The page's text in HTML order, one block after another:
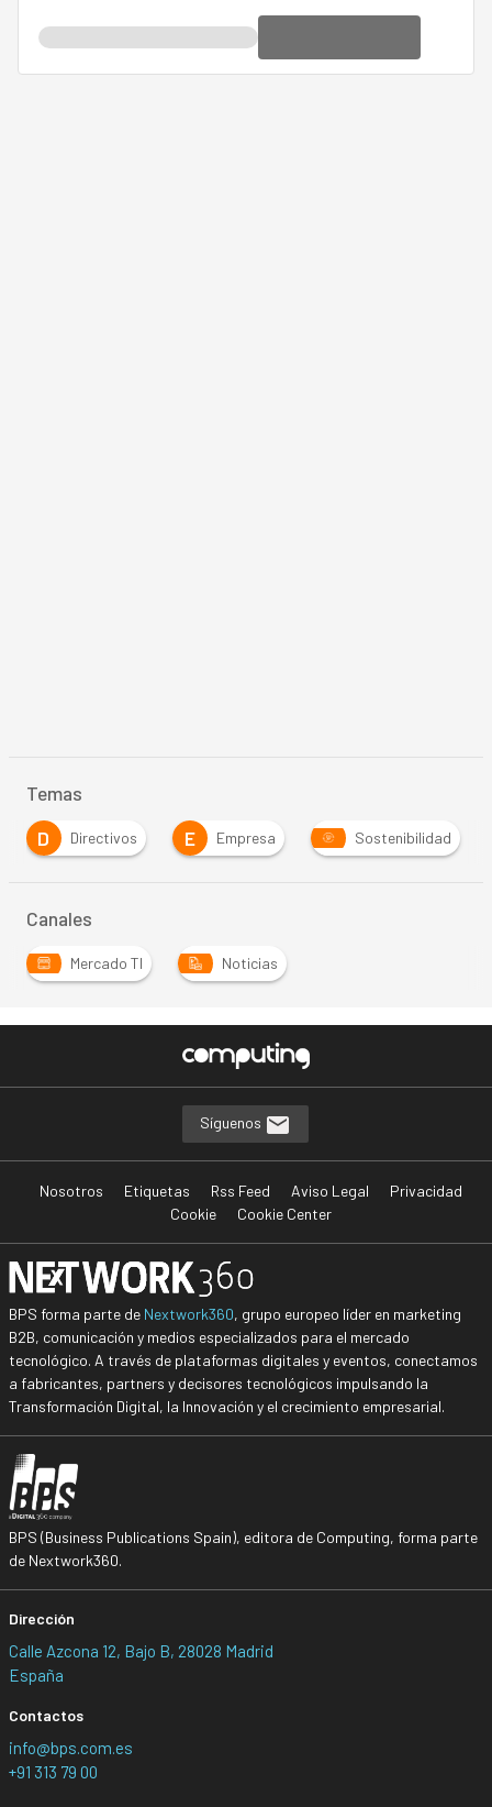
Temas
D
Directivos E Empresa Sostenibilidad
Canales
Mercado TI Noticias
Síguenos
Nosotros Etiquetas Rss Feed Aviso Legal
Privacidad
Cookie
Cookie Center
BPS forma parte de Nextwork360, grupo europeo líder en marketing
B2B, comunicación y medios especializados para el mercado
tecnológico. A través de plataformas digitales y eventos, conectamos
a fabricantes, partners y decisores tecnológicos impulsando la
Transformación Digital, la Innovación y el crecimiento empresarial.
BPS (Business Publications Spain), editora de Computing, forma parte
de Nextwork360.
Dirección
Calle Azcona 12, Bajo B, 28028 Madrid
España
Contactos
info@bps.com.es
+91 313 79 00